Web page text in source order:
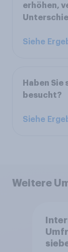
erhöhen,
Siehe
Haben Sie
besucht?
Siehe
Weitere